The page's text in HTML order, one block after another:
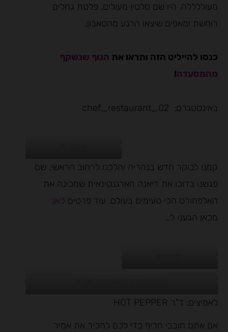
מעוללללה. היו שם סלטין מעולים, פלטת גחלים
רוחשת ומאפים שיצאו הרגע מהטאבון.
כנסו להייליט הזה ותראו את הנוף שנשקף
מהמסעדה!
באינסטגרם: chef_restaurant_02
קמנו לבוקר חדש בנהריה והלכנו לרחוב הראשי, שם
פגשנו בדוכן את דיאנה הארגנטינאית שמכינה את
האלפחורס הכי טעימים בעולם. עוד פרטים כאן .
מכאן הגענו ל…
לאמיצים: ד"ר HOT PEPPER
אם אתם חובבי חריף כדי לכם להכיר את אמיר